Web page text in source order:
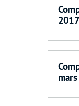
2017